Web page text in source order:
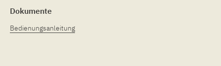
Dokumente
Bedienungsanleitung